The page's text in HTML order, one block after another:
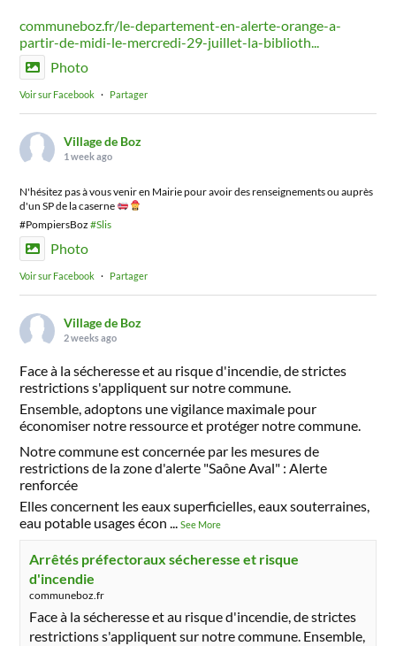
communeboz.fr/le-departement-en-alerte-orange-a-
partir-de-midi-le-mercredi-29-juillet-la-biblioth...
Photo
Voir sur Facebook · Partager
Village de Boz
1 week ago
N'hésitez pas à vous venir en Mairie pour avoir des renseignements ou auprès
d'un SP de la caserne
#PompiersBoz#Slis
Photo
Voir sur Facebook · Partager
Village de Boz
2 weeks ago
Face à la sécheresse et au risque d'incendie, de strictes
restrictions s'appliquent sur notre commune.
Ensemble, adoptons une vigilance maximale pour
économiser notre ressource et protéger notre commune.
Notre commune est concernée par les mesures de
restrictions de la zone d'alerte "Saône Aval" : Alerte
renforcée
Elles concernent les eaux superficielles, eaux souterraines,
eau potable usages écon ...See More
Arrêtés préfectoraux sécheresse et risque
d'incendie
communeboz.fr
Face à la sécheresse et au risque d'incendie, de strictes
restrictions s'appliquent sur notre commune. Ensemble,